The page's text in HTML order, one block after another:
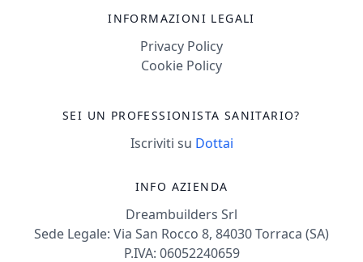
INFORMAZIONI LEGALI
Privacy Policy
Cookie Policy
SEI UN PROFESSIONISTA SANITARIO?
Iscriviti su Dottai
INFO AZIENDA
Dreambuilders Srl
Sede Legale: Via San Rocco 8, 84030 Torraca (SA)
P.IVA: 06052240659